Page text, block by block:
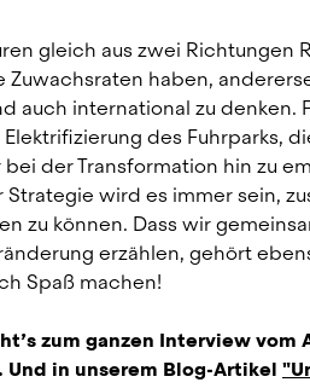
gleich aus zwei Richtungen
Zuwachsraten haben,
auch international zu denken.
des Fuhrparks,
bei der Transformation hin zu
Strategie wird es immer sein,
zu können. Dass wir
erzählen, gehört
Spaß machen!
zum ganzen Interview vom
Und in unserem Blog-Artikel